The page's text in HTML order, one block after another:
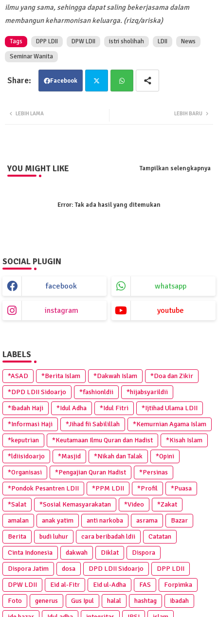
ilmu yang sama, sehingga dapat saling bekerjasama dalam
membangun keharmonisan keluarga. (rizq/ariska)
Tags DPP LDII DPW LDII istri sholihah LDII
News
Seminar Wanita
Facebook
LEBIH BARU
LEBIH LAMA
YOU MIGHT LIKE Tampilkan selengkapnya
Error:Tak ada hasil yang ditemukan
SOCIAL PLUGIN
facebook whatsapp
instagram youtube
LABELS
*ASAD *Berita Islam *Dakwah Islam
*Doa dan Zikir
*DPD LDII Sidoarjo
*fashionldii
*hijabsyarildii
*Ibadah Haji
*Idul Adha *Idul Fitri
*Ijtihad Ulama LDII
*Informasi Haji
*Jihad fii Sabilillah
*Kemurnian Agama Islam
*keputrian
*Keutamaan Ilmu Quran dan Hadist
*Kisah Islam
*ldiisidoarjo
*Masjid *Nikah dan Talak
*Opini
*Organisasi
*Pengajian Quran Hadist
*Persinas
*Pondok Pesantren LDII
*PPM LDII *Profil
*Puasa
*Salat
*Sosial Kemasyarakatan *Video
*Zakat
amalan
anak yatim anti narkoba asrama
Bazar
Berita
budi luhur cara beribadah ldii
Catatan
Cinta Indonesia
dakwah Diklat
Dispora
Dispora Jatim
dosa DPD LDII Sidoarjo
DPP LDII
DPW LDII
Eid al-Fitr Eid ul-Adha FAS
Forpimka
Foto
generus Gus Ipul halal hashtag
ibadah